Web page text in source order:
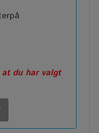
du har valgt